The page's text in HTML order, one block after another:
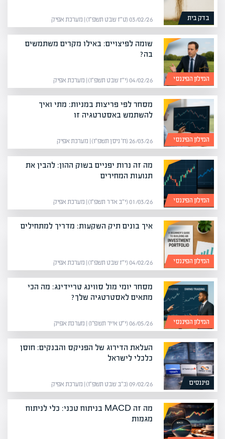
בדק בית 03/02/26 (ט״ז שבט תשפ״ו) | מערכת אפיק
המילון הפיננסי
שומה לפיצויים: באילו מקרים משתמשים
בה?
04/02/26 (י״ז שבט תשפ״ו) | מערכת אפיק
המילון הפיננסי
מסחר לפי פריצות במניות: מתי ואיך
להשתמש באסטרטגיה זו
26/03/26 (ח׳ ניסן תשפ״ו) | מערכת אפיק
המילון הפיננסי
מה זה נרות יפניים בשוק ההון: להבין את
תנועות המחירים
01/03/26 (י״ב אדר תשפ״ו) | מערכת אפיק
המילון הפיננסי
איך בונים תיק השקעות: מדריך למתחילים
04/02/26 (י״ז שבט תשפ״ו) | מערכת אפיק
המילון הפיננסי
מסחר יומי מול סווינג טריידינג: מה הכי
מתאים לאסטרטגיה שלך?
06/05/26 (י״ט אייר תשפ״ו) | מערכת אפיק
פיננסים
העלאת הדירוג של הפניקס והבנקים: חוסן
כלכלי לישראל
09/02/26 (כ״ב שבט תשפ״ו) | מערכת אפיק
מה זה MACD בניתוח טכני: כלי לניתוח
מגמות